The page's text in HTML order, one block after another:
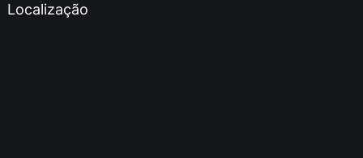
Localização